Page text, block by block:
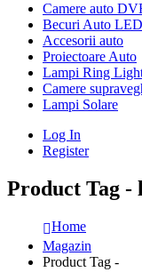
Camere auto
Becuri Auto LED
Accesorii auto
Proiectoare Auto
Lampi Ring
Camere
Lampi Solare
Log In
Register
Product Tag -
Home
Magazin
Product Tag -